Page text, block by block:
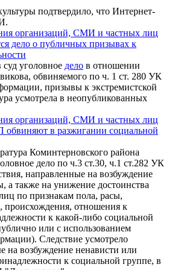
подтвердило, что Интернет-
организаций, СМИ и частных лиц
дело о публичных призывах к
уголовное дело в отношении
обвиняемого по ч. 1 ст. 280 УК
призывы к экстремистской
усмотрела в неопубликованных
организаций, СМИ и частных лиц
обвиняют в разжигании социальной
Коминтерновского района
дело по ч.3 ст.30, ч.1 ст.282 УК
направленные на возбуждение
а также на унижение достоинства
по признакам пола, расы,
происхождения, отношения к
к какой-либо социальной
или с использованием
Следствие усмотрело
на возбуждение ненависти или
к социальной группе, в